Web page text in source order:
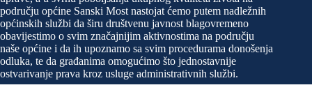
području općine Sanski Most nastojat ćemo putem nadležnih
općinskih službi da širu društvenu javnost blagovremeno
obavijestimo o svim značajnijim aktivnostima na području
naše općine i da ih upoznamo sa svim procedurama donošenja
odluka, te da građanima omogućimo što jednostavnije
ostvarivanje prava kroz usluge administrativnih službi.